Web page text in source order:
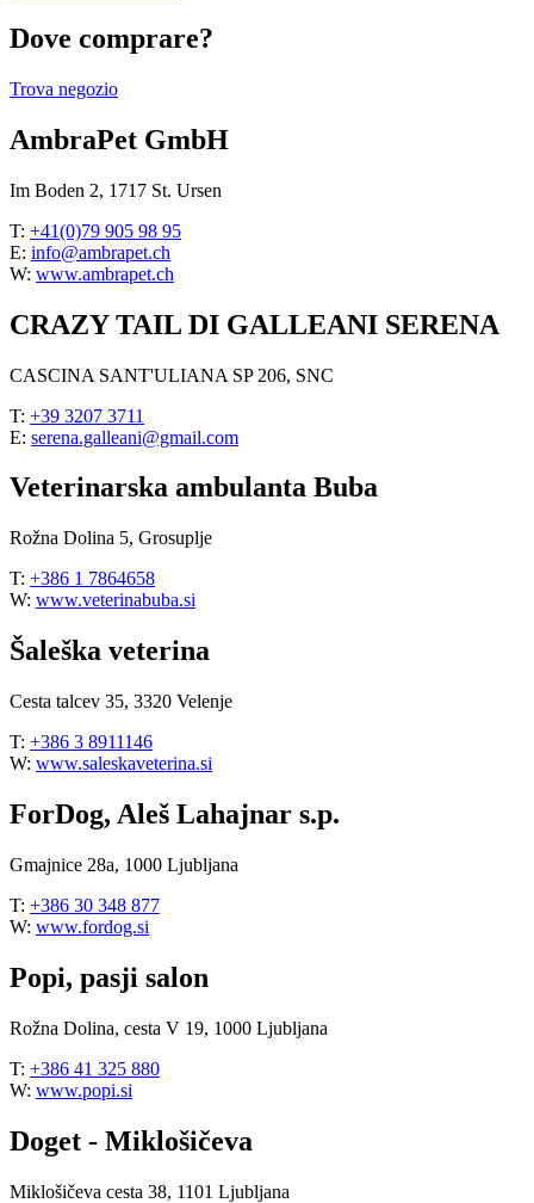
Dove comprare?
Trova negozio
AmbraPet GmbH
Im Boden 2, 1717 St. Ursen
T: +41(0)79 905 98 95
E: info@ambrapet.ch
W: www.ambrapet.ch
CRAZY TAIL DI GALLEANI SERENA
CASCINA SANT'ULIANA SP 206, SNC
T: +39 3207 3711
E: serena.galleani@gmail.com
Veterinarska ambulanta Buba
Rožna Dolina 5, Grosuplje
T: +386 1 7864658
W: www.veterinabuba.si
Šaleška veterina
Cesta talcev 35, 3320 Velenje
T: +386 3 8911146
W: www.saleskaveterina.si
ForDog, Aleš Lahajnar s.p.
Gmajnice 28a, 1000 Ljubljana
T: +386 30 348 877
W: www.fordog.si
Popi, pasji salon
Rožna Dolina, cesta V 19, 1000 Ljubljana
T: +386 41 325 880
W: www.popi.si
Doget - Miklošičeva
Miklošičeva cesta 38, 1101 Ljubljana